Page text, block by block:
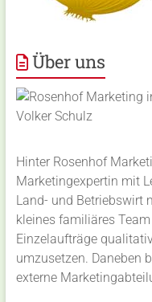
Über uns
Hinter Rosenhof
Marketingexpertin mit
Land- und Betriebswirt
kleines familiäres
Einzelaufträge
umzusetzen. Daneben
externe